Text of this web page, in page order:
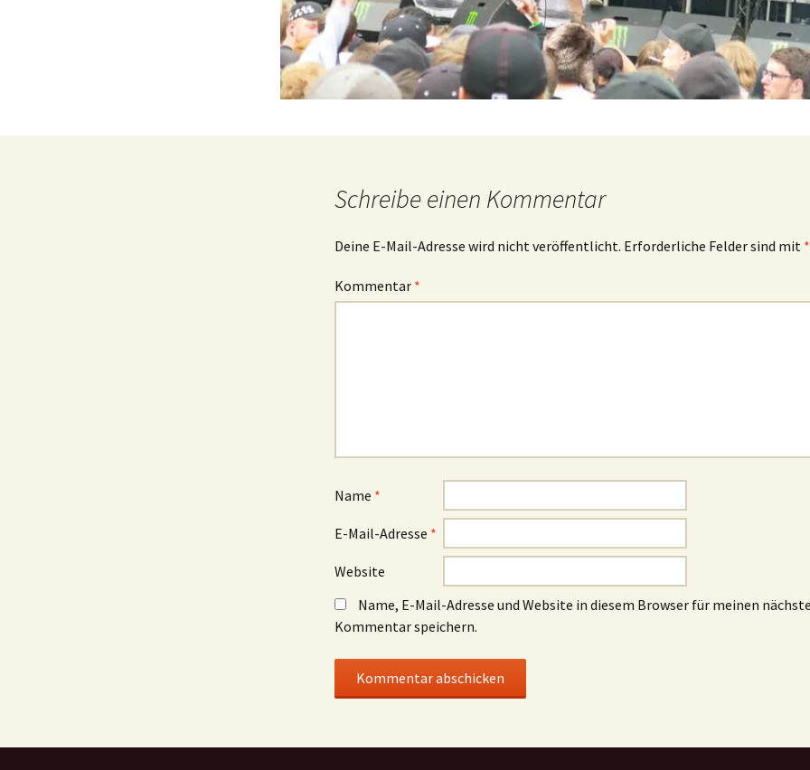
Schreibe einen Kommentar
Deine E-Mail-Adresse wird nicht veröffentlicht. Erforderliche Felder sind mit *
Kommentar *
Name *
E-Mail-Adresse *
Website
Name, E-Mail-Adresse und Website in diesem Browser für meinen
Kommentar speichern.